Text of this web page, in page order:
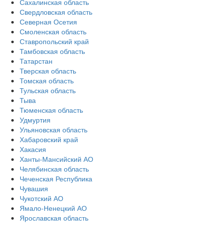
Сахалинская область
Свердловская область
Северная Осетия
Смоленская область
Ставропольский край
Тамбовская область
Татарстан
Тверская область
Томская область
Тульская область
Тыва
Тюменская область
Удмуртия
Ульяновская область
Хабаровский край
Хакасия
Ханты-Мансийский АО
Челябинская область
Чеченская Республика
Чувашия
Чукотский АО
Ямало-Ненецкий АО
Ярославская область